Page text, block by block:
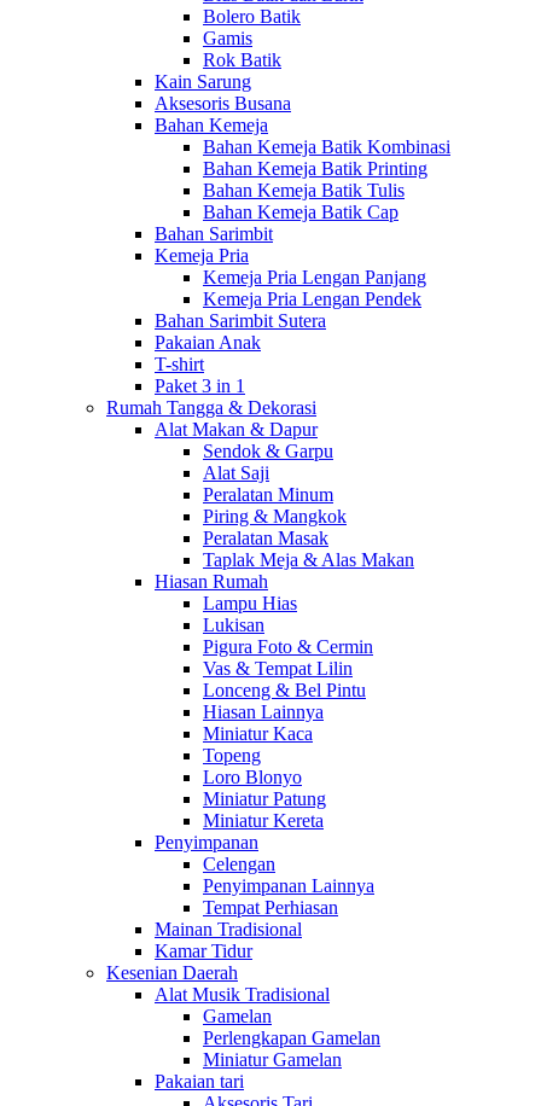
Bolero Batik
Gamis
Rok Batik
Kain Sarung
Aksesoris Busana
Bahan Kemeja
Bahan Kemeja Batik Kombinasi
Bahan Kemeja Batik Printing
Bahan Kemeja Batik Tulis
Bahan Kemeja Batik Cap
Bahan Sarimbit
Kemeja Pria
Kemeja Pria Lengan Panjang
Kemeja Pria Lengan Pendek
Bahan Sarimbit Sutera
Pakaian Anak
T-shirt
Paket 3 in 1
Rumah Tangga & Dekorasi
Alat Makan & Dapur
Sendok & Garpu
Alat Saji
Peralatan Minum
Piring & Mangkok
Peralatan Masak
Taplak Meja & Alas Makan
Hiasan Rumah
Lampu Hias
Lukisan
Pigura Foto & Cermin
Vas & Tempat Lilin
Lonceng & Bel Pintu
Hiasan Lainnya
Miniatur Kaca
Topeng
Loro Blonyo
Miniatur Patung
Miniatur Kereta
Penyimpanan
Celengan
Penyimpanan Lainnya
Tempat Perhiasan
Mainan Tradisional
Kamar Tidur
Kesenian Daerah
Alat Musik Tradisional
Gamelan
Perlengkapan Gamelan
Miniatur Gamelan
Pakaian tari